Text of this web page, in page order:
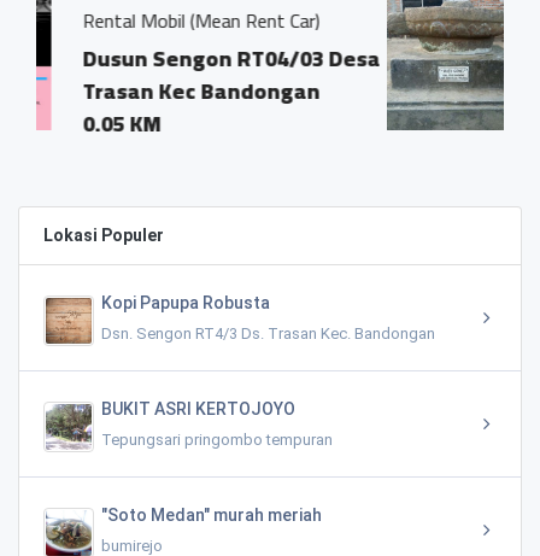
Rent Car)
RT04/03 Desa
Watu Gong
Dusun Sengon
Trasan Kecamatan
Bandongan
Lokasi Populer
Kopi Papupa Robusta
Dsn. Sengon RT4/3 Ds. Trasan Kec. Bandongan
BUKIT ASRI KERTOJOYO
Tepungsari pringombo tempuran
"Soto Medan" murah meriah
bumirejo